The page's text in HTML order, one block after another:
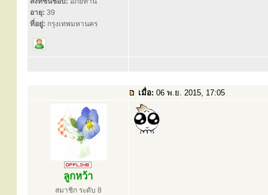
อายุ: 39
ที่อยู่: กรุงเทพมหานคร
เมื่อ: 06 พ.ย. 2015, 17:05
ลูกหว้า
สมาชิก ระดับ 8